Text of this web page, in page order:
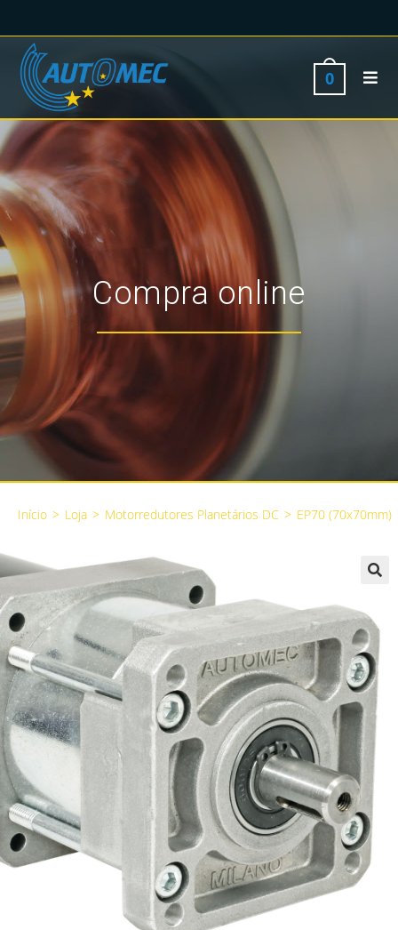
0
Compra online
Início > Loja > Motorredutores Planetários DC > EP70 (70x70mm)